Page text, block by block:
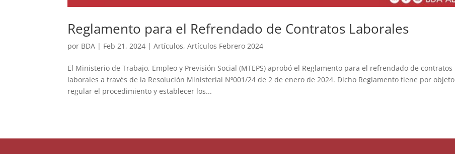
Reglamento para el Refrendado de Contratos Laborales
por BDA | Feb 21, 2024 |Artículos,Artículos Febrero 2024
El Ministerio de Trabajo, Empleo y Previsión Social (MTEPS) aprobó el Reglamento para el refrendado de contratos
laborales a través de la Resolución Ministerial Nº001/24 de 2 de enero de 2024. Dicho Reglamento tiene por objeto
regular el procedimiento y establecer los...